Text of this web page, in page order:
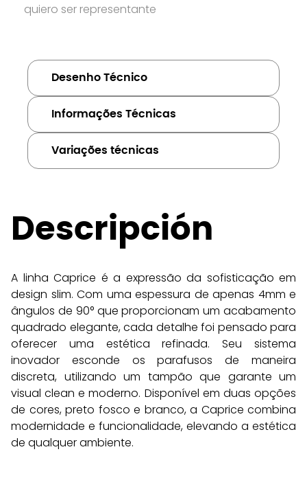
quiero ser representante
Desenho Técnico
Informações Técnicas
Variações técnicas
Descripción
A linha Caprice é a expressão da sofisticação em
design slim. Com uma espessura de apenas 4mm e
ângulos de 90° que proporcionam um acabamento
quadrado elegante, cada detalhe foi pensado para
oferecer uma estética refinada. Seu sistema
inovador esconde os parafusos de maneira
discreta, utilizando um tampão que garante um
visual clean e moderno. Disponível em duas opções
de cores, preto fosco e branco, a Caprice combina
modernidade e funcionalidade, elevando a estética
de qualquer ambiente.